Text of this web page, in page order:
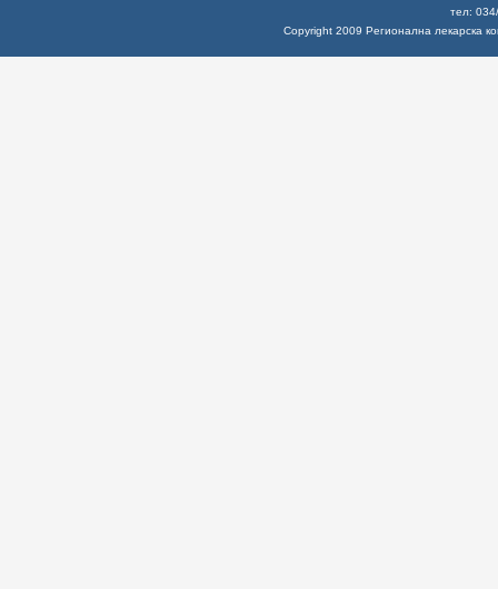
тел:
Copyright 2009 Регионална лекарска